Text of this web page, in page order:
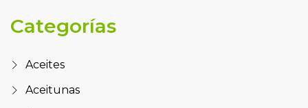
Categorías
Aceites
Aceitunas